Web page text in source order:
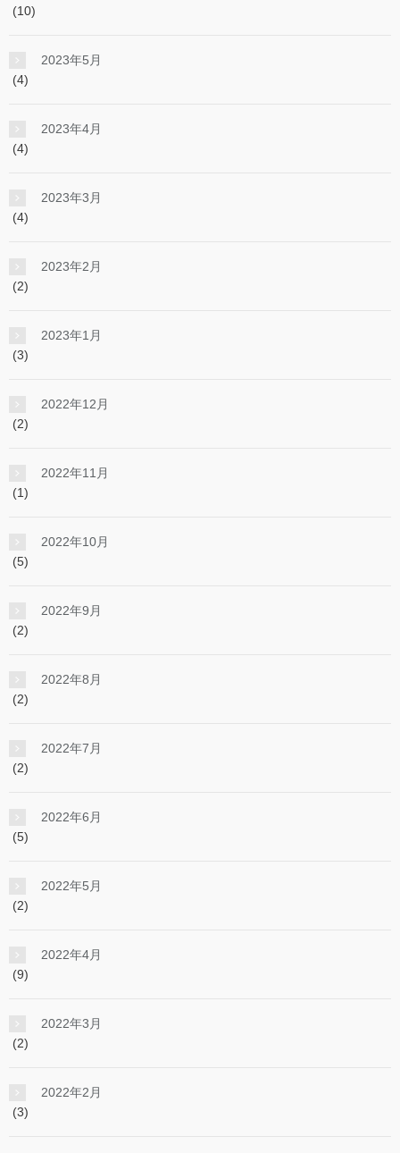
(10)
2023年5月
(4)
2023年4月
(4)
2023年3月
(4)
2023年2月
(2)
2023年1月
(3)
2022年12月
(2)
2022年11月
(1)
2022年10月
(5)
2022年9月
(2)
2022年8月
(2)
2022年7月
(2)
2022年6月
(5)
2022年5月
(2)
2022年4月
(9)
2022年3月
(2)
2022年2月
(3)